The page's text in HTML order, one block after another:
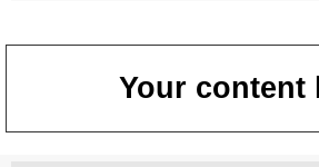
Your content